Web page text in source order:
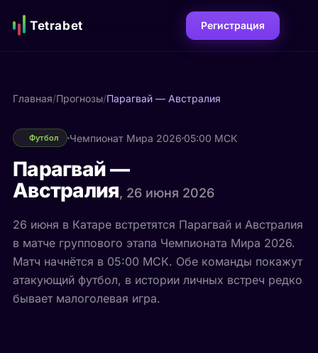
Tetrabet Регистрация
Главная/Прогнозы/Парагвай — Австралия
Футбол Чемпионат Мира 2026 05:00 МСК
Парагвай —
Австралия, 26 июня 2026
26 июня в Катаре встретятся Парагвай и Австралия
в матче группового этапа Чемпионата Мира 2026.
Матч начнётся в 05:00 МСК. Обе команды покажут
атакующий футбол, в истории личных встреч редко
бывает малоголевая игра.